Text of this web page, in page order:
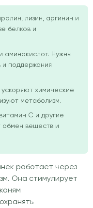
лизин, аргинин и
белков и
аминокислот. Нужны
и поддержания
химические
метаболизм.
витамин C и другие
веществ и
работает через
Она стимулирует